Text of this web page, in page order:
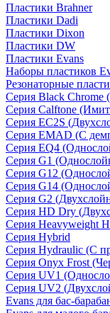
Пластики Brahner
Пластики Dadi
Пластики Dixon
Пластики DW
Пластики Evans
Наборы пластиков
Резонаторные
Серия Black Chrome
Серия Calftone
Серия EC2S
Серия EMAD (С
Серия EQ4
Серия G1
Серия G12
Серия G14
Серия G2
Серия HD Dry
Серия Heavyweight
Серия Hybrid
Серия Hydraulic (С
Серия Onyx Frost
Серия UV1
Серия UV2
Evans для бас-